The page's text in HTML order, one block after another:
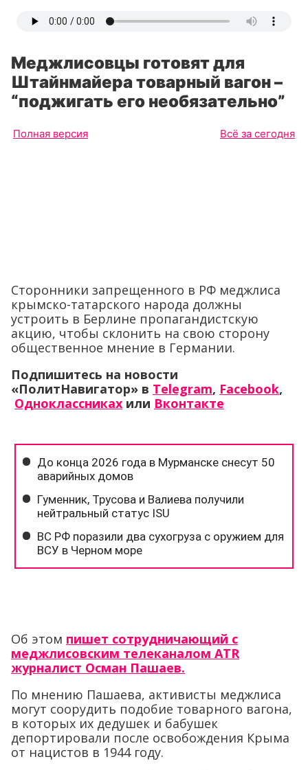
Меджлисовцы готовят для
Штайнмайера товарный вагон –
“поджигать его необязательно”
Полная версия Всё за сегодня
Сторонники запрещенного в РФ меджлиса
крымско-татарского народа должны
устроить в Берлине пропагандистскую
акцию, чтобы склонить на свою сторону
общественное мнение в Германии.
Подпишитесь на новости
«ПолитНавигатор» в Telegram, Facebook,
Одноклассниках или Вконтакте
Об этом пишет сотрудничающий с
меджлисовским телеканалом ATR
журналист Осман Пашаев.
По мнению Пашаева, активисты меджлиса
могут соорудить подобие товарного вагона,
в которых их дедушек и бабушек
депортировали после освобождения Крыма
от нацистов в 1944 году.